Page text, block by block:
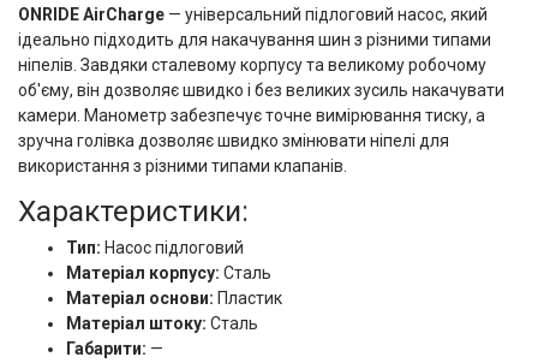
ONRIDE AirCharge — універсальний підлоговий насос, який
ідеально підходить для накачування шин з різними типами
ніпелів. Завдяки сталевому корпусу та великому робочому
об'єму, він дозволяє швидко і без великих зусиль накачувати
камери. Манометр забезпечує точне вимірювання тиску, а
зручна голівка дозволяє швидко змінювати ніпелі для
використання з різними типами клапанів.
Характеристики:
Тип: Насос підлоговий
Матеріал корпусу: Сталь
Матеріал основи: Пластик
Матеріал штоку: Сталь
Габарити: —